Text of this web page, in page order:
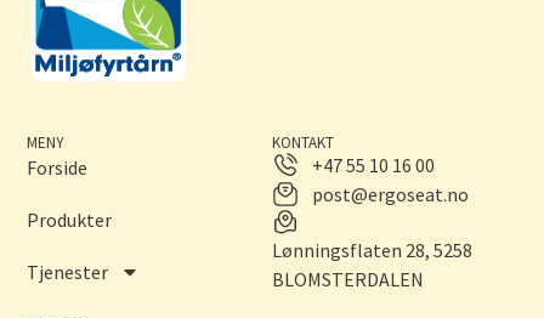
MENY
Forside
Produkter
Tjenester
KONTAKT
+47 55 10 16 00
post@ergoseat.no
Lønningsflaten 28, 5258
BLOMSTERDALEN